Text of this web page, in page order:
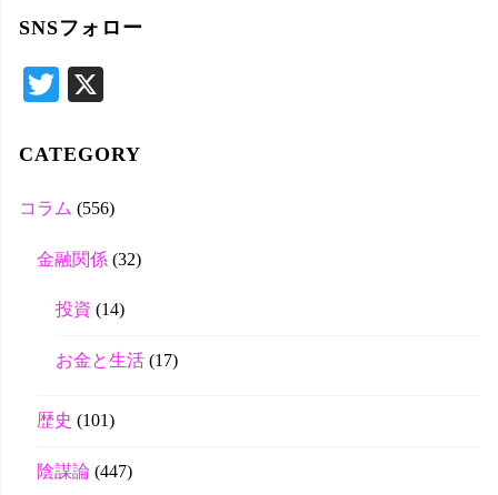
SNSフォロー
T
tte
r
CATEGORY
コラム (556)
金融関係 (32)
投資 (14)
お金と生活(17)
歴史 (101)
陰謀論 (447)